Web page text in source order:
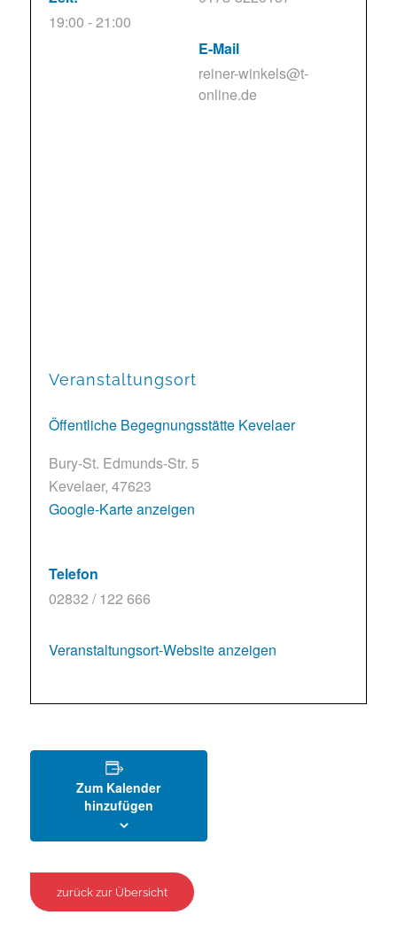
19:00 - 21:00
E-Mail
reiner-winkels@t-
online.de
Veranstaltungsort
Öffentliche Begegnungsstätte Kevelaer
Bury-St. Edmunds-Str. 5
Kevelaer, 47623
Google-Karte anzeigen
Telefon
02832 / 122 666
Veranstaltungsort-Website anzeigen
Zum Kalender
hinzufügen
zurück zur Übersicht